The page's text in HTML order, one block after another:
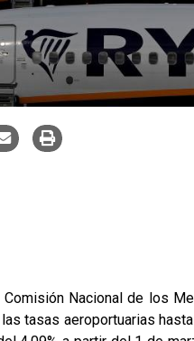
Nacional de los
tasas aeroportuarias